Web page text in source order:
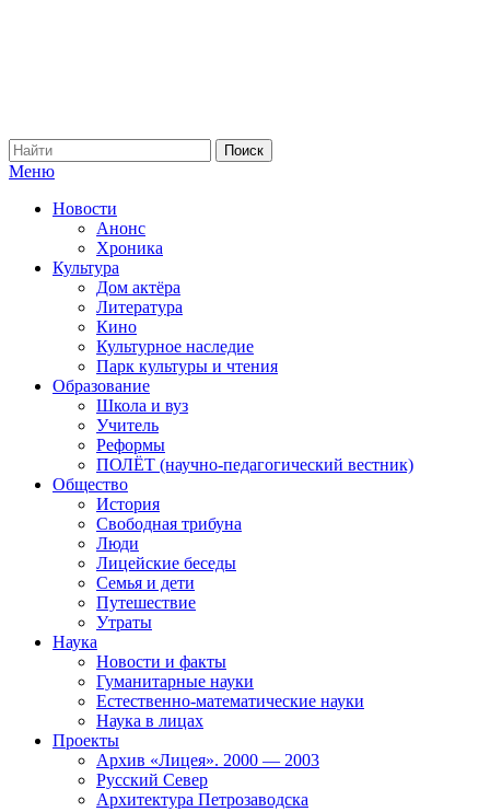
Меню
Новости
Анонс
Хроника
Культура
Дом актёра
Литература
Кино
Культурное наследие
Парк культуры и чтения
Образование
Школа и вуз
Учитель
Реформы
ПОЛЁТ (научно-педагогический вестник)
Общество
История
Свободная трибуна
Люди
Лицейские беседы
Семья и дети
Путешествие
Утраты
Наука
Новости и факты
Гуманитарные науки
Естественно-математические науки
Наука в лицах
Проекты
Архив «Лицея». 2000 — 2003
Русский Север
Архитектура Петрозаводска